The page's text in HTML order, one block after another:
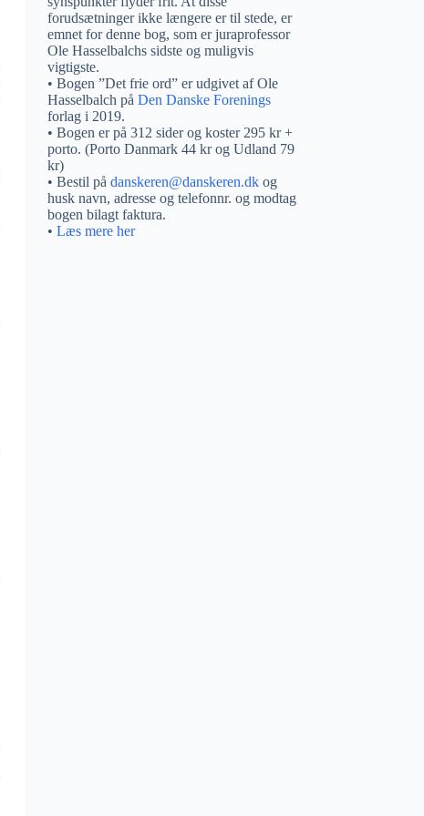
forudsætninger ikke længere er til stede, er
emnet for denne bog, som er juraprofessor
Ole Hasselbalchs sidste og muligvis
vigtigste.
• Bogen ”Det frie ord” er udgivet af Ole
Hasselbalch påDen Danske Forenings
forlag i 2019.
• Bogen er på 312 sider og koster 295 kr +
porto. (Porto Danmark 44 kr og Udland 79
kr)
• Bestil pådanskeren@danskeren.dk og
husk navn, adresse og telefonnr. og modtag
bogen bilagt faktura.
•Læs mere her